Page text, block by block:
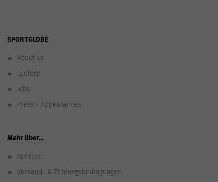
SPORTGLOBE
About us
Ecology
Jobs
Press - Appearances
Mehr über...
Kontakt
Versand- & Zahlungsbedingungen